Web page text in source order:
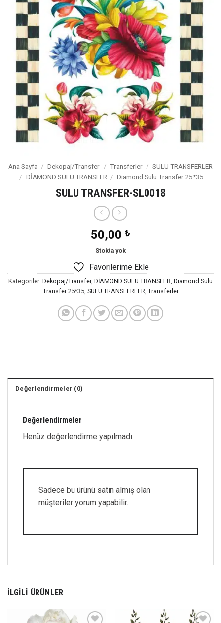
Ana Sayfa / Dekopaj/Transfer / Transferler / SULU TRANSFERLER
/ DİAMOND SULU TRANSFER / Diamond Sulu Transfer 25*35
SULU TRANSFER-SL0018
50,00 ₺
Stokta yok
Favorilerime Ekle
Kategoriler: Dekopaj/Transfer, DİAMOND SULU TRANSFER, Diamond Sulu
Transfer 25*35, SULU TRANSFERLER, Transferler
Değerlendirmeler (0)
Değerlendirmeler
Henüz değerlendirme yapılmadı.
Sadece bu ürünü satın almış olan
müşteriler yorum yapabilir.
İLGILI ÜRÜNLER